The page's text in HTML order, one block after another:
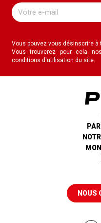
Vous pouvez vous désinscrire à
Vous trouverez pour cela
conditions d'utilisation du site.
NOUS